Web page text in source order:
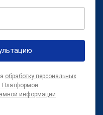
обработку персональных
Платформой
информации